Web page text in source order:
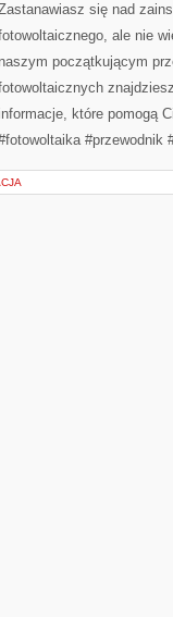
się nad
ale nie
naszym początkującym
informacje, które pomogą
#przewodnik